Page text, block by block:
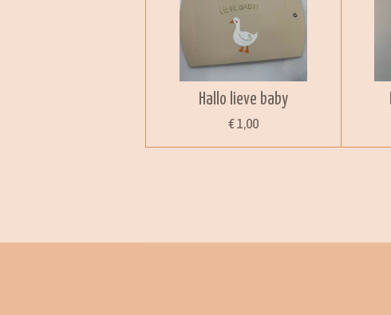
Hallo lieve baby
€ 1,00